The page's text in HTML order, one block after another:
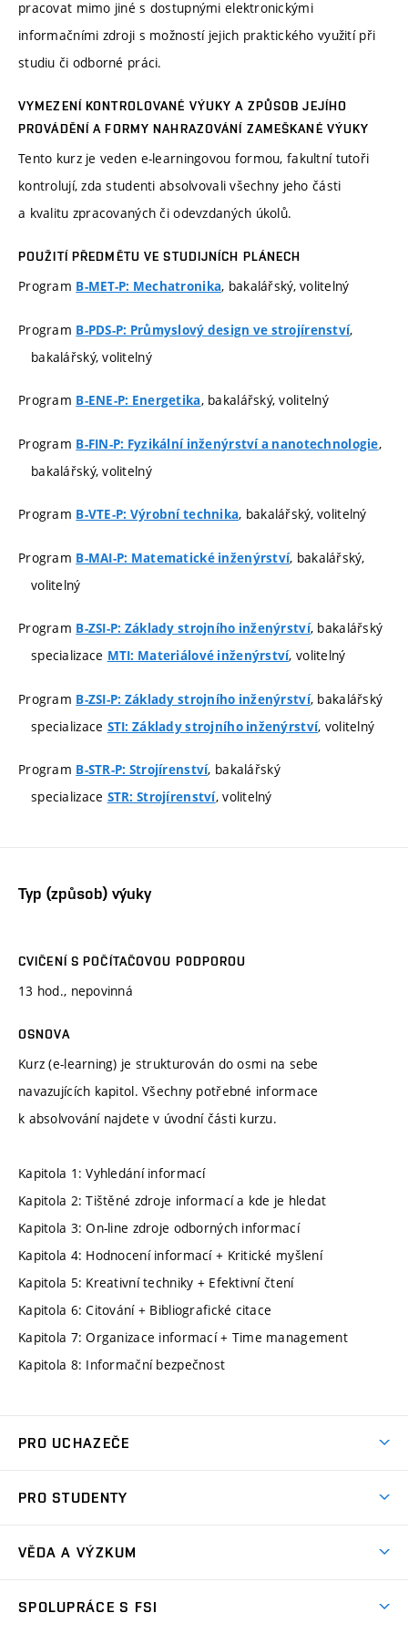
pracovat mimo jiné s dostupnými elektronickými
informačními zdroji s možností jejich praktického využití při
studiu či odborné práci.
VYMEZENÍ KONTROLOVANÉ VÝUKY A ZPŮSOB JEJÍHO
PROVÁDĚNÍ A FORMY NAHRAZOVÁNÍ ZAMEŠKANÉ VÝUKY
Tento kurz je veden e-learningovou formou, fakultní tutoři
kontrolují, zda studenti absolvovali všechny jeho části
a kvalitu zpracovaných či odevzdaných úkolů.
POUŽITÍ PŘEDMĚTU VE STUDIJNÍCH PLÁNECH
Program B-MET-P: Mechatronika, bakalářský, volitelný
Program B-PDS-P: Průmyslový design ve strojírenství,
bakalářský, volitelný
Program B-ENE-P: Energetika, bakalářský, volitelný
Program B-FIN-P: Fyzikální inženýrství a nanotechnologie,
bakalářský, volitelný
Program B-VTE-P: Výrobní technika, bakalářský, volitelný
Program B-MAI-P: Matematické inženýrství, bakalářský,
volitelný
Program B-ZSI-P: Základy strojního inženýrství, bakalářský
specializace MTI: Materiálové inženýrství, volitelný
Program B-ZSI-P: Základy strojního inženýrství, bakalářský
specializace STI: Základy strojního inženýrství, volitelný
Program B-STR-P: Strojírenství, bakalářský
specializace STR: Strojírenství, volitelný
Typ (způsob) výuky
CVIČENÍ S POČÍTAČOVOU PODPOROU
13 hod., nepovinná
OSNOVA
Kurz (e-learning) je strukturován do osmi na sebe
navazujících kapitol. Všechny potřebné informace
k absolvování najdete v úvodní části kurzu.
Kapitola 1: Vyhledání informací
Kapitola 2: Tištěné zdroje informací a kde je hledat
Kapitola 3: On-line zdroje odborných informací
Kapitola 4: Hodnocení informací + Kritické myšlení
Kapitola 5: Kreativní techniky + Efektivní čtení
Kapitola 6: Citování + Bibliografické citace
Kapitola 7: Organizace informací + Time management
Kapitola 8: Informační bezpečnost
PRO UCHAZEČE
Ambasadoři studia
Zápisy
PRO STUDENTY
Studijní předpisy
VĚDA A VÝZKUM
SPOLUPRÁCE S FSI